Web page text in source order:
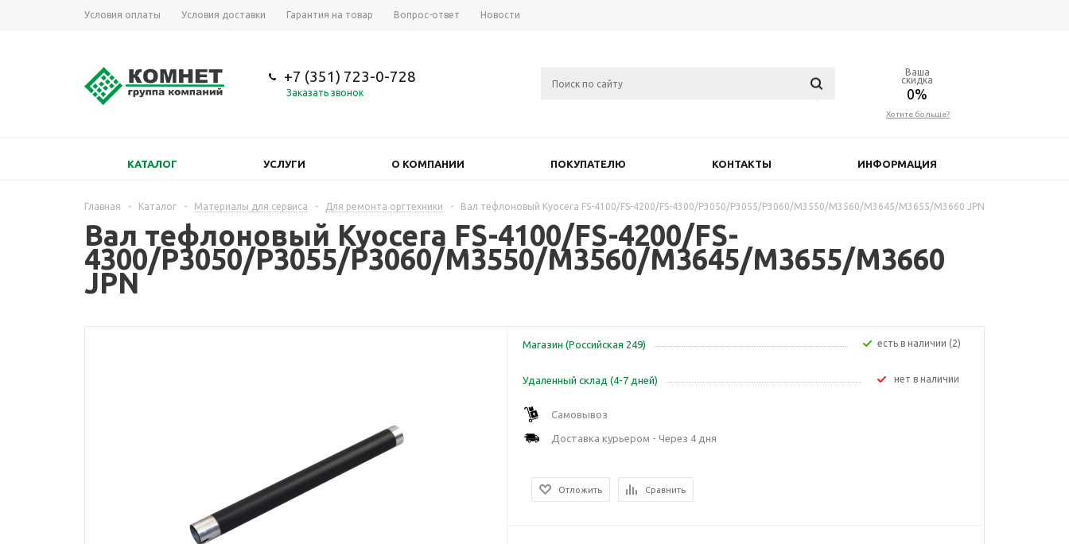
Условия оплаты Условия доставки Гарантия на товар Вопрос-ответ Новости
+7 (351) 723-0-728
Заказать звонок
Ваша
скидка
0%
Хотите больше?
КАТАЛОГ УСЛУГИ О КОМПАНИИ ПОКУПАТЕЛЮ КОНТАКТЫ ИНФОРМАЦИЯ
Главная - Каталог - Материалы для сервиса - Для ремонта оргтехники - Вал тефлоновый Kyocera FS-4100/FS-4200/FS-4300/P3050/P3055/P3060/M3550/M3560/M3645/M3655/M3660 JPN
Вал тефлоновый Kyocera FS-4100/FS-4200/FS-
4300/P3050/P3055/P3060/M3550/M3560/M3645/M3655/M3660
JPN
Магазин (Российская 249) Есть в наличии (2)
Удаленный склад (4-7 дней) Нет в наличии
Самовывоз
Доставка курьером - Через 4 дня
Отложить Сравнить